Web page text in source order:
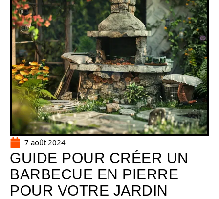
7 août 2024
GUIDE POUR CRÉER UN
BARBECUE EN PIERRE
POUR VOTRE JARDIN